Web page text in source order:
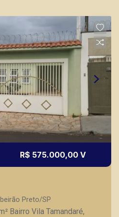
R$ 575.000,00 V
Preto/SP
Bairro Vila Tamandaré,